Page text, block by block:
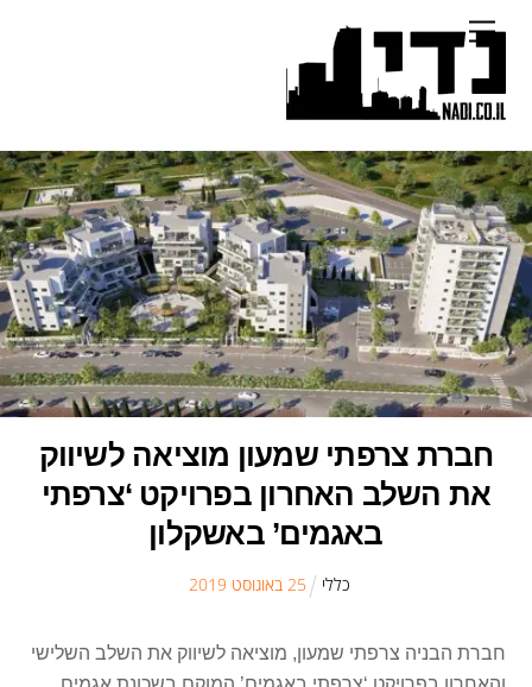
content
Menu
חברת צרפתי שמעון מוציאה לשיווק
את השלב האחרון בפרויקט ‘צרפתי
באגמים’ באשקלון
כללי 25 באוגוסט 2019
חברת הבניה צרפתי שמעון, מוציאה לשיווק את השלב השלישי